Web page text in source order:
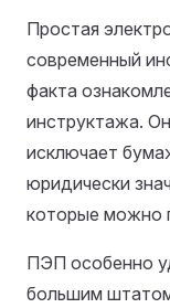
Простая
современный
факта
инструктажа.
исключает
юридически
которые можно
ПЭП особенно
большим